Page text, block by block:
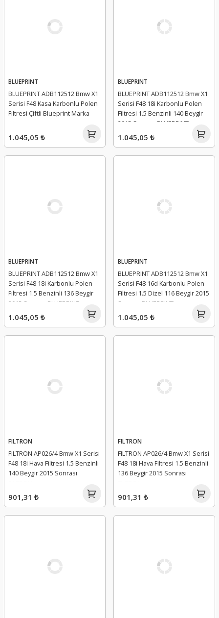
BLUEPRINT
BLUEPRINT ADB112512 Bmw X1
Serisi F48 Kasa Karbonlu Polen
Filtresi Çiftli Blueprint Marka
1.045,05 ₺
BLUEPRINT
BLUEPRINT ADB112512 Bmw X1
Serisi F48 18i Karbonlu Polen
Filtresi 1.5 Benzinli 140 Beygir
2015 Sonrası BLUEPRINT
1.045,05 ₺
BLUEPRINT
BLUEPRINT ADB112512 Bmw X1
Serisi F48 18i Karbonlu Polen
Filtresi 1.5 Benzinli 136 Beygir
2015 Sonrası BLUEPRINT
1.045,05 ₺
BLUEPRINT
BLUEPRINT ADB112512 Bmw X1
Serisi F48 16d Karbonlu Polen
Filtresi 1.5 Dizel 116 Beygir 2015
Sonrası BLUEPRINT
1.045,05 ₺
FILTRON
FILTRON AP026/4 Bmw X1 Serisi
F48 18i Hava Filtresi 1.5 Benzinli
140 Beygir 2015 Sonrası
FILTRON
901,31 ₺
FILTRON
FILTRON AP026/4 Bmw X1 Serisi
F48 18i Hava Filtresi 1.5 Benzinli
136 Beygir 2015 Sonrası
FILTRON
901,31 ₺